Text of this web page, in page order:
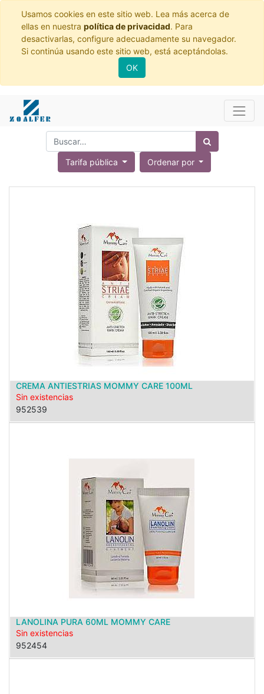
Usamos cookies en este sitio web. Lea más acerca de
ellas en nuestra política de privacidad. Para
desactivarlas, configure adecuadamente su navegador.
Si continúa usando este sitio web, está aceptándolas.
OK
Tarifa pública Ordenar por
CREMA ANTIESTRIAS MOMMY CARE 100ML
Sin existencias
952539
LANOLINA PURA 60ML MOMMY CARE
Sin existencias
952454